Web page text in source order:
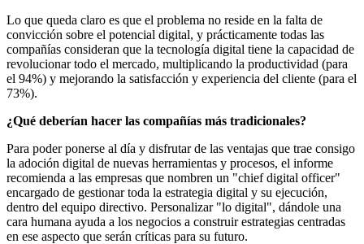
Lo que queda claro es que el problema no reside en la falta de
convicción sobre el potencial digital, y prácticamente todas las
compañías consideran que la tecnología digital tiene la capacidad de
revolucionar todo el mercado, multiplicando la productividad (para
el 94%) y mejorando la satisfacción y experiencia del cliente (para el
73%).
¿Qué deberían hacer las compañías más tradicionales?
Para poder ponerse al día y disfrutar de las ventajas que trae consigo
la adoción digital de nuevas herramientas y procesos, el informe
recomienda a las empresas que nombren un "chief digital officer"
encargado de gestionar toda la estrategia digital y su ejecución,
dentro del equipo directivo. Personalizar "lo digital", dándole una
cara humana ayuda a los negocios a construir estrategias centradas
en ese aspecto que serán críticas para su futuro.